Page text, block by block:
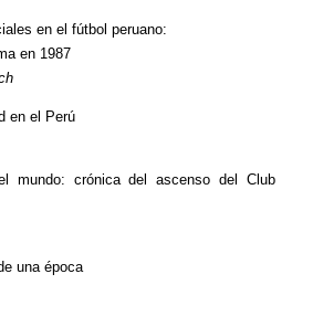
en el fútbol peruano:
en 1987
en el Perú
mundo: crónica del ascenso del Club
una época